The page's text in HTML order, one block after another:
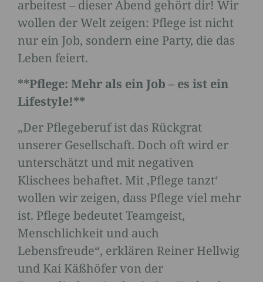
arbeitest – dieser Abend gehört dir! Wir
wollen der Welt zeigen: Pflege ist nicht
nur ein Job, sondern eine Party, die das
Leben feiert.
**Pflege: Mehr als ein Job – es ist ein
Lifestyle!**
„Der Pflegeberuf ist das Rückgrat
unserer Gesellschaft. Doch oft wird er
unterschätzt und mit negativen
Klischees behaftet. Mit ‚Pflege tanzt‘
wollen wir zeigen, dass Pflege viel mehr
ist. Pflege bedeutet Teamgeist,
Menschlichkeit und auch
Lebensfreude“, erklären Reiner Hellwig
und Kai Käßhöfer von der